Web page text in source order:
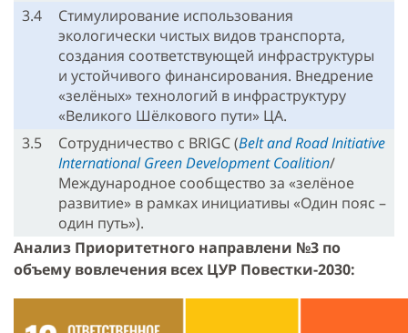
3.4
Стимулирование использования
экологически чистых видов транспорта,
создания соответствующей инфраструктуры
и устойчивого финансирования. Внедрение
«зелёных» технологий в инфраструктуру
«Великого Шёлкового пути» ЦА.
3.5
Сотрудничество с BRIGC (Belt and Road Initiative
International Green Development Coalition/
Международное сообщество за «зелёное
развитие» в рамках инициативы «Один пояс –
один путь»).
Анализ Приоритетного направлени №3 по
объему вовлечения всех ЦУР Повестки-2030: